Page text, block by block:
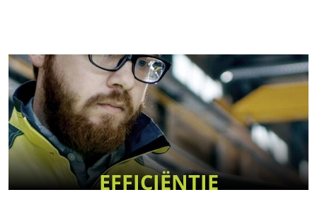
EFFICIËNTIE